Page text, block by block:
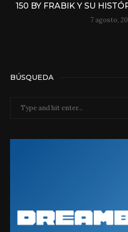
150 BY FRABIK Y SU
7 agosto,
BÚSQUEDA